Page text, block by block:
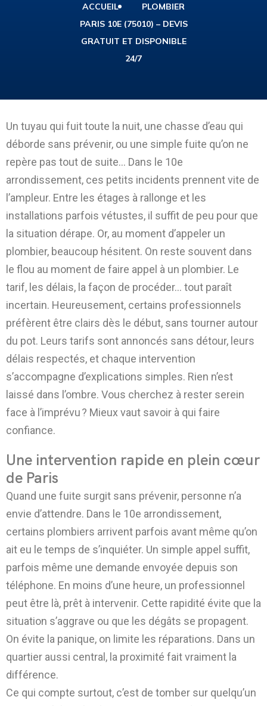
ACCUEIL
PLOMBIER
PARIS 10E (75010) – DEVIS
GRATUIT ET DISPONIBLE
24/7
Un tuyau qui fuit toute la nuit, une chasse d’eau qui
déborde sans prévenir, ou une simple fuite qu’on ne
repère pas tout de suite… Dans le 10e
arrondissement, ces petits incidents prennent vite de
l’ampleur. Entre les étages à rallonge et les
installations parfois vétustes, il suffit de peu pour que
la situation dérape. Or, au moment d’appeler un
plombier, beaucoup hésitent. On reste souvent dans
le flou au moment de faire appel à un plombier. Le
tarif, les délais, la façon de procéder… tout paraît
incertain. Heureusement, certains professionnels
préfèrent être clairs dès le début, sans tourner autour
du pot. Leurs tarifs sont annoncés sans détour, leurs
délais respectés, et chaque intervention
s’accompagne d’explications simples. Rien n’est
laissé dans l’ombre. Vous cherchez à rester serein
face à l’imprévu ? Mieux vaut savoir à qui faire
confiance.
Une intervention rapide en plein cœur
de Paris
Quand une fuite surgit sans prévenir, personne n’a
envie d’attendre. Dans le 10e arrondissement,
certains plombiers arrivent parfois avant même qu’on
ait eu le temps de s’inquiéter. Un simple appel suffit,
parfois même une demande envoyée depuis son
téléphone. En moins d’une heure, un professionnel
peut être là, prêt à intervenir. Cette rapidité évite que la
situation s’aggrave ou que les dégâts se propagent.
On évite la panique, on limite les réparations. Dans un
quartier aussi central, la proximité fait vraiment la
différence.
Ce qui compte surtout, c’est de tomber sur quelqu’un